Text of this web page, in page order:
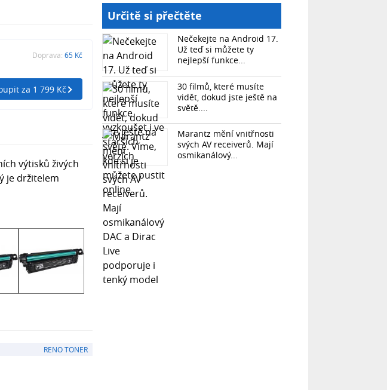
Doprava: 65 Kč
za 1 799 Kč
výtisků živých
je držitelem
RENO TONER
Určitě si přečtěte
Nečekejte na Android 17.
Už teď si můžete ty
nejlepší funkce...
30 filmů, které musíte
vidět, dokud jste ještě na
světě....
Marantz mění vnitřnosti
svých AV receiverů. Mají
osmikanálový...